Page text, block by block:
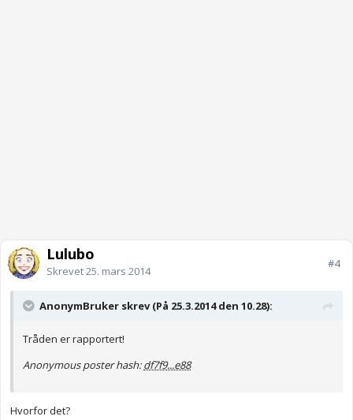
Lulubo
Skrevet25. mars 2014
#4
AnonymBruker skrev (På 25.3.2014 den 10.28):
Tråden er rapportert!
Anonymous poster hash:df7f9...e88
Hvorfor det?